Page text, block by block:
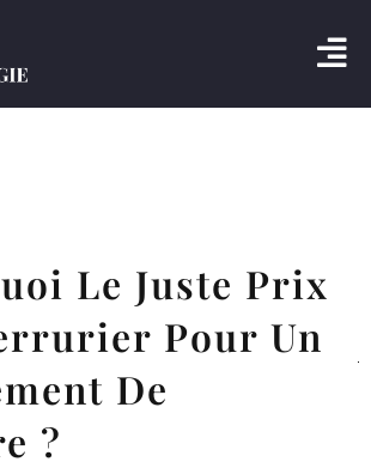
Le Juste Prix
Pour Un
De
?